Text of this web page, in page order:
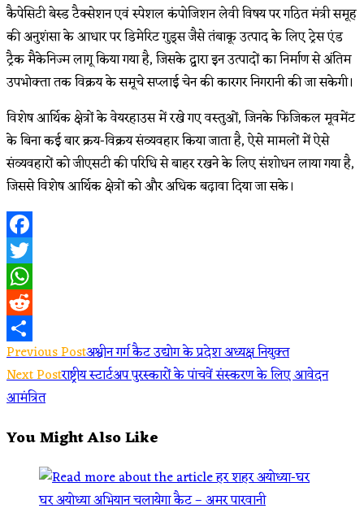
कैपेसिटी बेस्ड टैक्सेशन एवं स्पेशल कंपोजिशन लेवी विषय पर गठित मंत्री समूह
की अनुशंसा के आधार पर डिमेरिट गुड्स जैसे तंबाकू उत्पाद के लिए ट्रेस एंड
ट्रैक मैकेनिज्म लागू किया गया है, जिसके द्वारा इन उत्पादों का निर्माण से अंतिम
उपभोक्ता तक विक्रय के समूचे सप्लाई चेन की कारगर निगरानी की जा सकेगी।
विशेष आर्थिक क्षेत्रों के वेयरहाउस में रखे गए वस्तुओं, जिनके फिजिकल मूवमेंट
के बिना कई बार क्रय-विक्रय संव्यवहार किया जाता है, ऐसे मामलों में ऐसे
संव्यवहारों को जीएसटी की परिधि से बाहर रखने के लिए संशोधन लाया गया है,
जिससे विशेष आर्थिक क्षेत्रों को और अधिक बढ़ावा दिया जा सके।
Facebook
Twitter
WhatsApp
Reddit
Share
Read
more
articles
Previous Postअश्वीन गर्ग कैट उद्योग के प्रदेश अध्यक्ष नियुक्त
Next Postराष्ट्रीय स्टार्टअप पुरस्कारों के पांचवें संस्करण के लिए आवेदन
आमंत्रित
You Might Also Like